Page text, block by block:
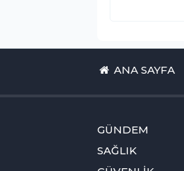
ANA SAYFA
GÜNDEM
SAĞLIK